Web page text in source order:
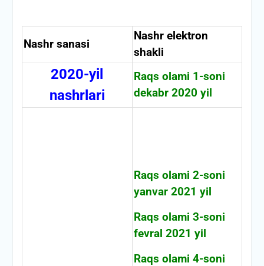
Nashr sanasi
Nashr elektron
shakli
2020-yil
nashrlari
Raqs olami 1-soni
dekabr 2020 yil
Raqs olami 2-soni
yanvar 2021 yil
Raqs olami 3-soni
fevral 2021 yil
Raqs olami 4-soni